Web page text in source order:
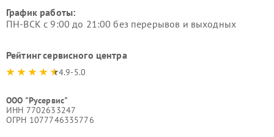
График работы:
ПН-ВСК с 9:00 до 21:00 без перерывов и выходных
Рейтинг сервисного центра
4.9-5.0
ООО "Русервис"
ИНН 7702633247
ОГРН 1077746335776